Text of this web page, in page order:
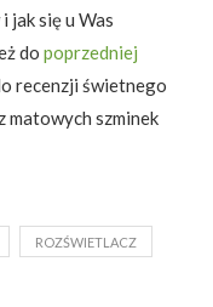
jak się u Was
do poprzedniej
recenzji świetnego
matowych szminek
ROZŚWIETLACZ